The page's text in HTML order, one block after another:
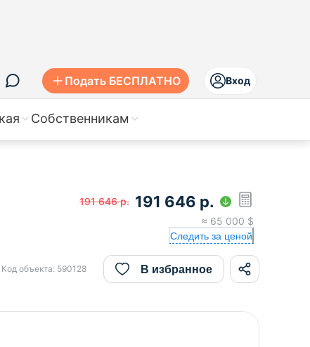
Подать БЕСПЛАТНО Вход
Собственникам
191 646 р. 191 646 р.
≈ 65 000 $
Следить за ценой
Код объекта: 590128 В избранное